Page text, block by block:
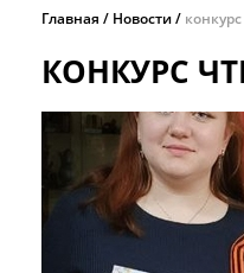
Главная Новости
КОНКУРС